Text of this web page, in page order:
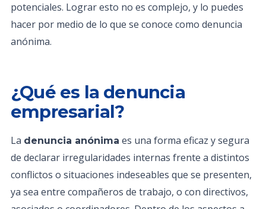
potenciales. Lograr esto no es complejo, y lo puedes
hacer por medio de lo que se conoce como denuncia
anónima.
¿Qué es la denuncia
empresarial?
La denuncia anónima es una forma eficaz y segura
de declarar irregularidades internas frente a distintos
conflictos o situaciones indeseables que se presenten,
ya sea entre compañeros de trabajo, o con directivos,